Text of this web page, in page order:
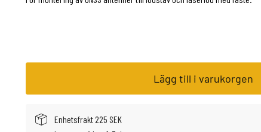
Lägg till i varukorgen
Enhetsfrakt 225 SEK